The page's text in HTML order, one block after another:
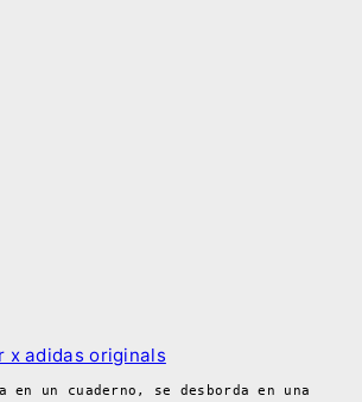
x adidas originals
en un cuaderno, se desborda en una